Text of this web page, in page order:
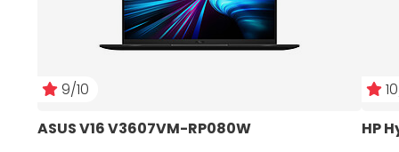
9/10
ASUS V16 V3607VM-RP080W
HP